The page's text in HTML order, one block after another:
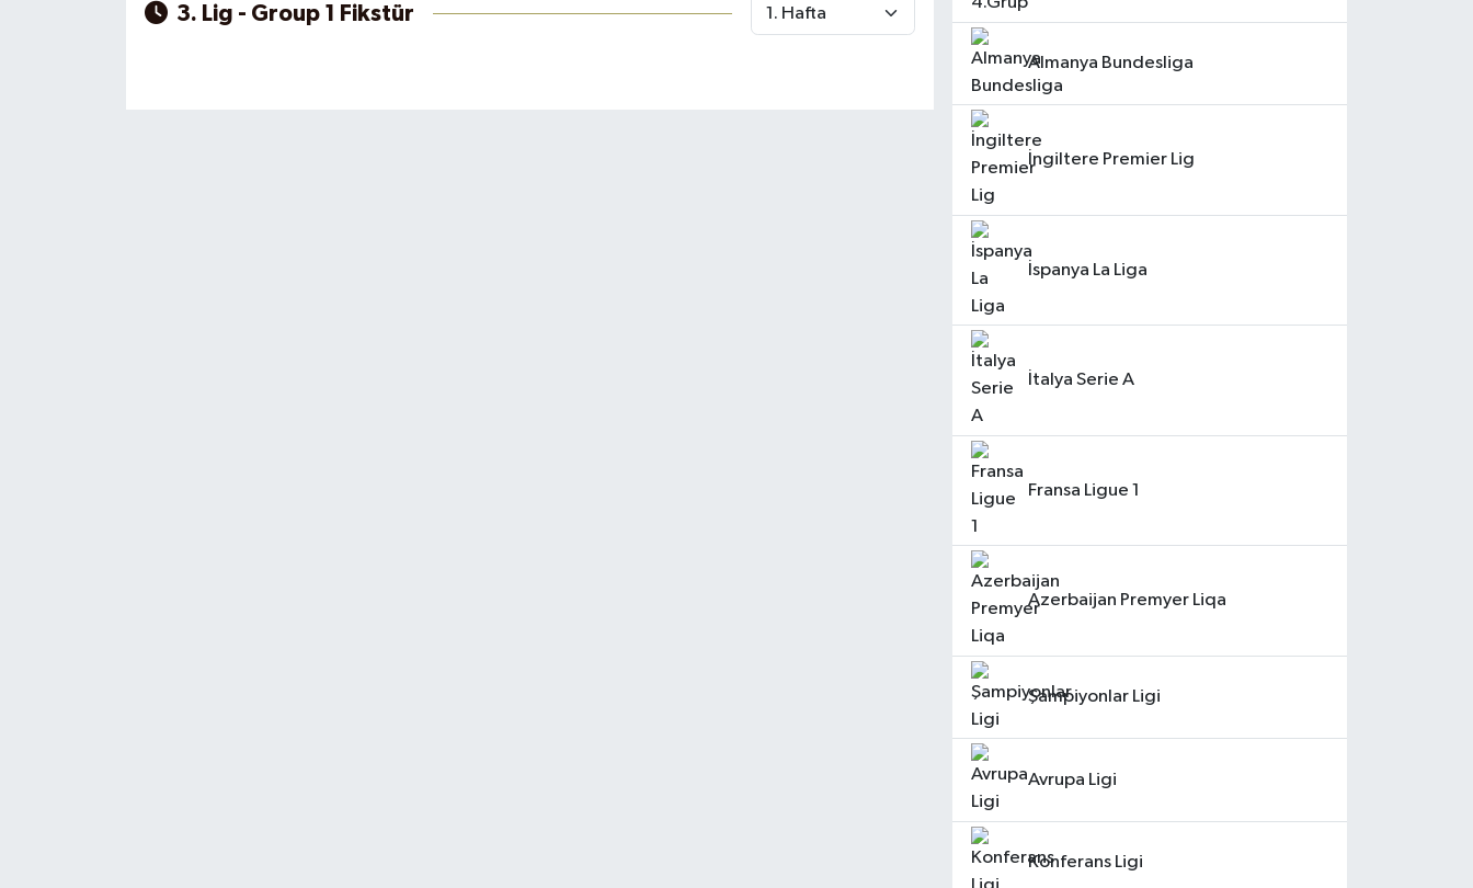
3. Lig - Group 1 Fikstür
Almanya Bundesliga
İngiltere Premier Lig
İspanya La Liga
İtalya Serie A
Fransa Ligue 1
Azerbaijan Premyer Liqa
Şampiyonlar Ligi
Avrupa Ligi
Konferans Ligi